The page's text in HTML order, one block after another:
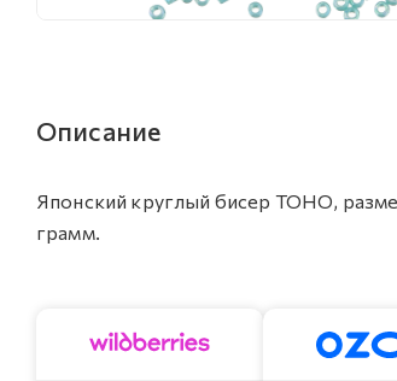
Описание
Японский круглый бисер TOHO,
грамм.